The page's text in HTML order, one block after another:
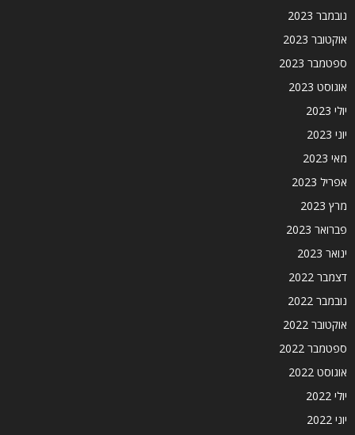
נובמבר 2023
אוקטובר 2023
ספטמבר 2023
אוגוסט 2023
יולי 2023
יוני 2023
מאי 2023
אפריל 2023
מרץ 2023
פברואר 2023
ינואר 2023
דצמבר 2022
נובמבר 2022
אוקטובר 2022
ספטמבר 2022
אוגוסט 2022
יולי 2022
יוני 2022